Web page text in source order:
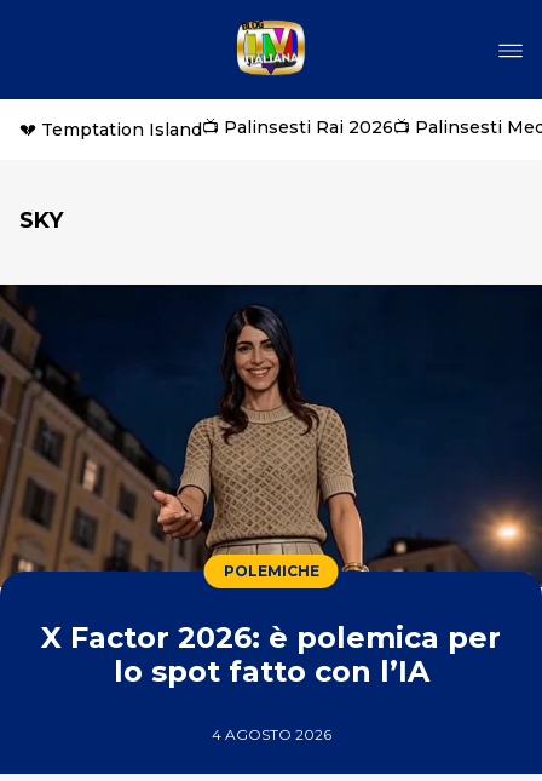
💔 Temptation Island📺 Palinsesti Rai 2026📺 Palinsesti
SKY
POLEMICHE
X Factor 2026: è polemica per
lo spot fatto con l’IA
4 AGOSTO 2026